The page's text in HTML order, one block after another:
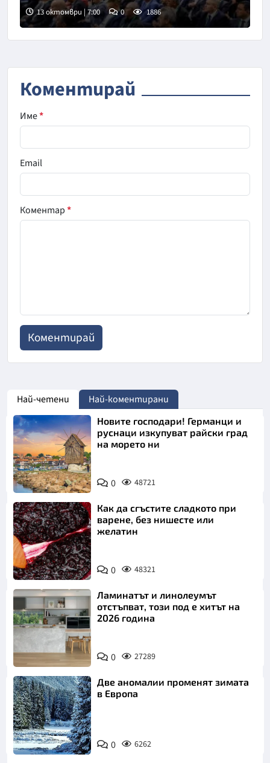
13 октомври | 7:00 0 1886
Коментирай
Име*
Email
Коментар*
Най-четени Най-коментирани
Новите господари! Германци и
руснаци изкупуват райски град
на морето ни
0 48721
Как да сгъстите сладкото при
варене, без нишесте или
желатин
0 48321
Ламинатът и линолеумът
отстъпват, този под е хитът на
2026 година
0 27289
Две аномалии променят зимата
в Европа
0 6262